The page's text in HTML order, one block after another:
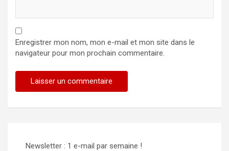
Enregistrer mon nom, mon e-mail et mon site dans le
navigateur pour mon prochain commentaire.
Newsletter : 1 e-mail par semaine !